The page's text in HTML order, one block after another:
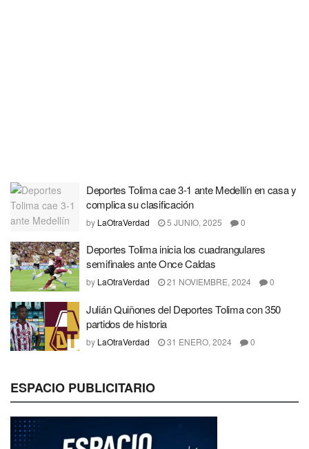
Deportes Tolima cae 3-1 ante Medellín en casa y
complica su clasificación
by LaOtraVerdad 5 JUNIO, 2025 0
Deportes Tolima inicia los cuadrangulares
semifinales ante Once Caldas
by LaOtraVerdad 21 NOVIEMBRE, 2024 0
Julián Quiñones del Deportes Tolima con 350
partidos de historia
by LaOtraVerdad 31 ENERO, 2024 0
ESPACIO PUBLICITARIO